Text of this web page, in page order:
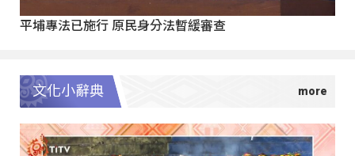
平埔專法已施行 原民身分法暫緩審查
文化小辭典